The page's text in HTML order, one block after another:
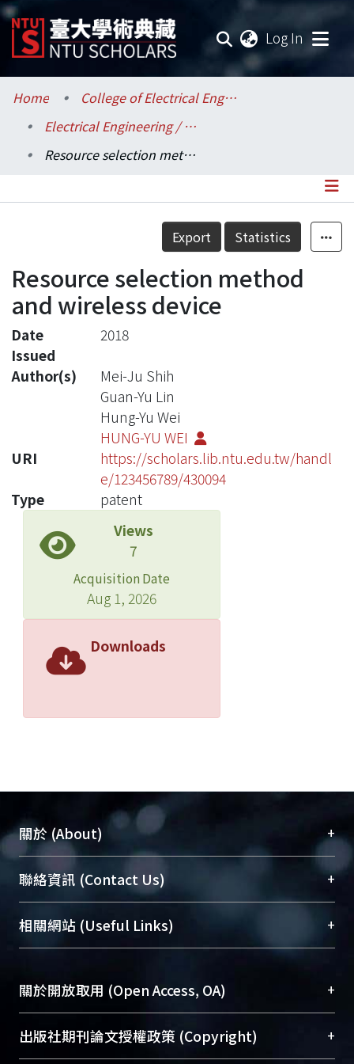
Log In
Communities & Collections
Research Outputs
Statistics
Home
College of Electrical Engineering and Computer Science / 電機資訊學院
Electrical Engineering / 電機工程學系
Resource selection method and wireless device
Details
Export Statistics
Resource selection method
and wireless device
Date
Issued
2018
Author(s)
Mei-Ju Shih
Guan-Yu Lin
Hung-Yu Wei
HUNG-YU WEI
URI
https://scholars.lib.ntu.edu.tw/handl
e/123456789/430094
Type
patent
Views
7
Acquisition Date
Aug 1, 2026
Downloads
關於 (About) +
臺大位居世界頂尖大學之列，為永久珍藏及向國際
展現本校豐碩的研究成果及學術能量，圖書館整合
機構典藏（NTUR）與學術庫（AH）不同功能平
台，成為臺大學術典藏NTU scholars。期能整合研
究能量、促進交流合作、保存學術產出、推廣研究
成果。
To permanently archive and promote researcher
profiles and scholarly works, Library integrates the
services of “NTU Repository” with “Academic
聯絡資訊 (Contact Us) +
總館學科館員(Main Library)
醫學圖書館學科館員(Medical Library)
(Social
Sciences Library)
相關網站 (Useful Links) +
關於開放取用 (Open Access, OA) +
開放取用是從使用者角度提升資訊取用性的社會運
動，應用在學術研究上是透過將研究著作公開供使
出版社期刊論文授權政策 (Copyright) +